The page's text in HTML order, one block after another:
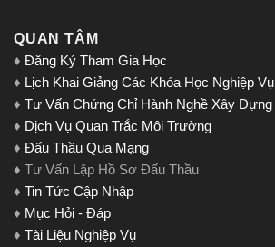
QUAN TÂM
♦ Đăng Ký Tham Gia Học
♦ Lịch Khai Giảng Các Khóa Học Nghiệp Vụ
♦ Tư Vấn Chứng Chỉ Hành Nghề Xây Dựng
♦ Dịch Vụ Quan Trắc Môi Trường
♦ Đấu Thầu Qua Mạng
♦ Tư Vấn Lập Hồ Sơ Đấu Thầu
♦ Tin Tức Cập Nhập
♦ Mục Hỏi - Đáp
♦ Tài Liệu Nghiệp Vụ